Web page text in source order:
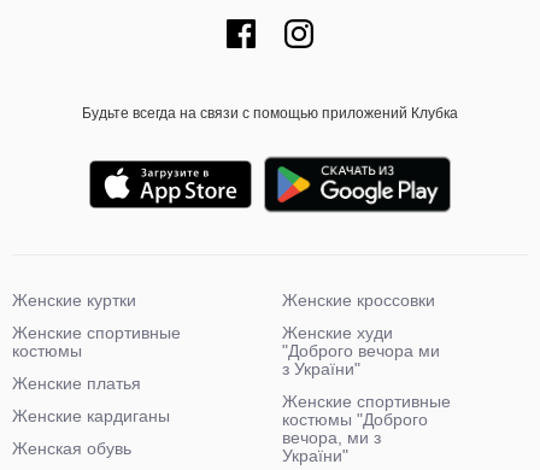
Будьте всегда на связи с помощью приложений Клубка
Женские куртки
Женские спортивные
костюмы
Женские платья
Женские кардиганы
Женская обувь
Женские кроссовки
Женские худи
"Доброго вечора ми
з України"
Женские спортивные
костюмы "Доброго
вечора, ми з
України"